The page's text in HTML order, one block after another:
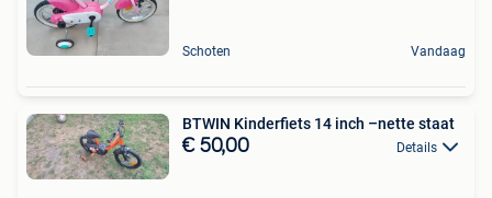
Schoten Vandaag
BTWIN Kinderfiets 14 inch –nette staat
€ 50,00 Details